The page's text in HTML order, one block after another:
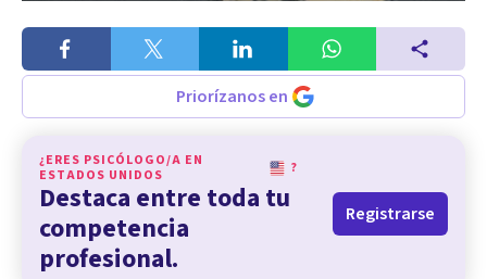
Priorízanos en
¿ERES PSICÓLOGO/A EN
ESTADOS UNIDOS
?
Destaca entre toda tu
competencia
profesional.
Registrarse